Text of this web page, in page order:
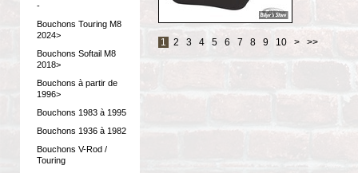
-
Bouchons Touring M8
2024>
Bouchons Softail M8
2018>
Bouchons à partir de
1996>
Bouchons 1983 à 1995
Bouchons 1936 à 1982
Bouchons V-Rod /
Touring
1 2 3 4 5 6 7 8 9 10 > >>